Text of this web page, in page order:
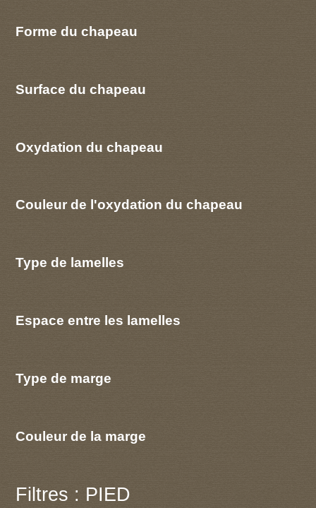
Forme du chapeau
Surface du chapeau
Oxydation du chapeau
Couleur de l'oxydation du chapeau
Type de lamelles
Espace entre les lamelles
Type de marge
Couleur de la marge
Filtres : PIED